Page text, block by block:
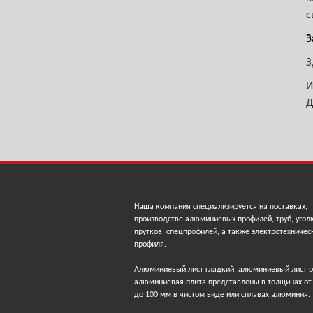
Наша компания специализируется на поставках,
производстве алюминиевых профилей, труб,
прутков, спецпрофилей, а также
профиля.
Алюминиевый лист гладкий, алюминиевый лист
алюминиевая плита представлены в толщинах
до 100 мм в чистом виде или сплавах алюминия.